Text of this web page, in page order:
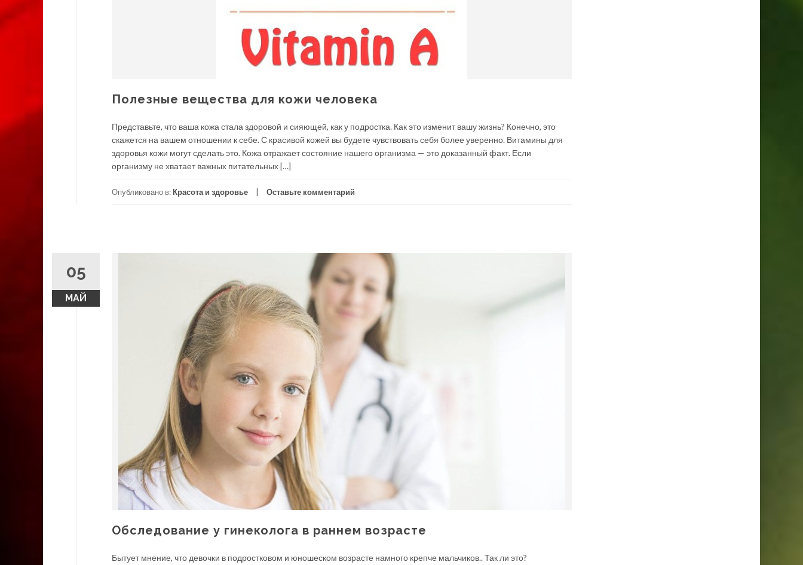
Полезные вещества для кожи человека
Представьте, что ваша кожа стала здоровой и сияющей, как у подростка. Как это изменит вашу жизнь? Конечно, это
скажется на вашем отношении к себе. С красивой кожей вы будете чувствовать себя более уверенно. Витамины для
здоровья кожи могут сделать это. Кожа отражает состояние нашего организма — это доказанный факт. Если
организму не хватает важных питательных […]
Опубликовано в: Красота и здоровье Оставьте комментарий
05
МАЙ
Обследование у гинеколога в раннем возрасте
Бытует мнение, что девочки в подростковом и юношеском возрасте намного крепче мальчиков.. Так ли это?